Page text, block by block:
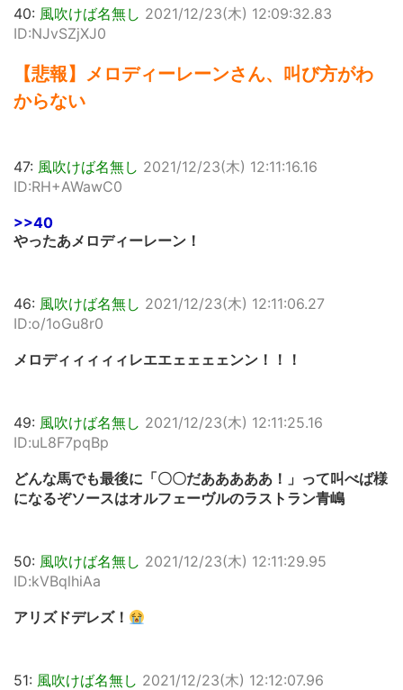
40: 風吹けば名無し 2021/12/23(木) 12:09:32.83
ID:NJvSZjXJ0
【悲報】メロディーレーンさん、叫び方がわ
からない
47: 風吹けば名無し 2021/12/23(木) 12:11:16.16
ID:RH+AWawC0
>>40
やったあメロディーレーン！
46: 風吹けば名無し 2021/12/23(木) 12:11:06.27
ID:o/1oGu8r0
メロディィィィィレエエェェェェンン！！！
49: 風吹けば名無し 2021/12/23(木) 12:11:25.16
ID:uL8F7pqBp
どんな馬でも最後に「〇〇だあああああ！」って叫べば様
になるぞソースはオルフェーヴルのラストラン青嶋
50: 風吹けば名無し 2021/12/23(木) 12:11:29.95
ID:kVBqlhiAa
アリズドデレズ！
51: 風吹けば名無し 2021/12/23(木) 12:12:07.96